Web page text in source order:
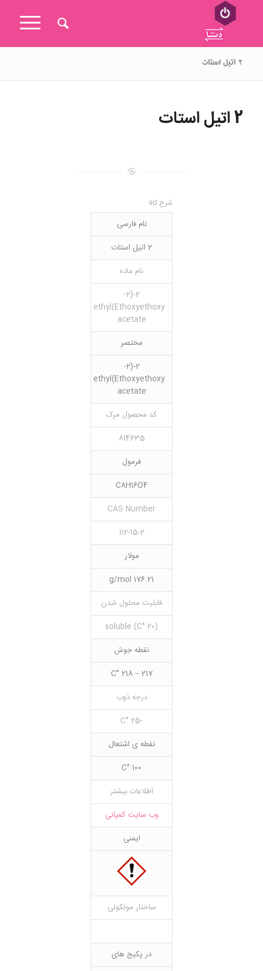
۲ اتیل استات
2 اتیل استات
شرح کالا
نام فارسی
2 اتیل استات
نام ماده
2-(2-
Ethoxyethoxy)ethyl
acetate
مختصر
2-(2-
Ethoxyethoxy)ethyl
acetate
کد محصول مرک
814635
فرمول
C8H16O4
CAS Number
112-15-2
مولار
176.21 g/mol
قابلیت محلول شدن
(20 °C) soluble
نقطه جوش
217 – 218 °C
درجه ذوب
-25 °C
نقطه ی اشتعال
100 °C
اطلاعات بیشتر
وب سایت کمپانی
ایمنی
ساختار مولکولی
در پکیج های